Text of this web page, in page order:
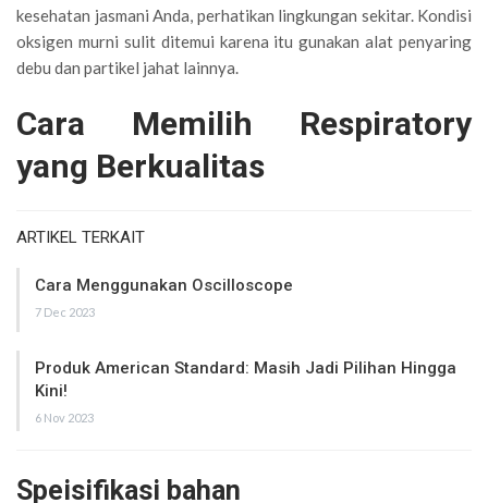
kesehatan jasmani Anda, perhatikan lingkungan sekitar. Kondisi
oksigen murni sulit ditemui karena itu gunakan alat penyaring
debu dan partikel jahat lainnya.
Cara Memilih Respiratory
yang Berkualitas
ARTIKEL TERKAIT
Cara Menggunakan Oscilloscope
7 Dec 2023
Produk American Standard: Masih Jadi Pilihan Hingga
Kini!
6 Nov 2023
Speisifikasi bahan